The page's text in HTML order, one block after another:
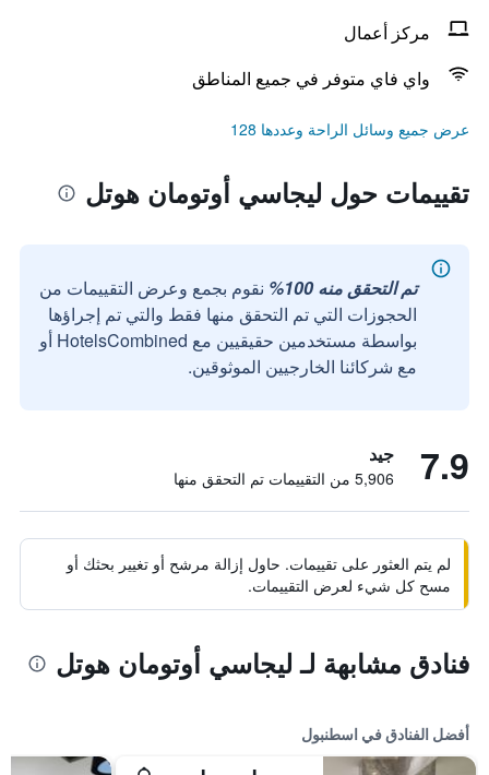
مركز أعمال
واي فاي متوفر في جميع المناطق
عرض جميع وسائل الراحة وعددها 128
تقييمات حول ليجاسي أوتومان هوتل
تم التحقق منه 100%
نقوم بجمع وعرض التقييمات من
الحجوزات التي تم التحقق منها فقط والتي تم إجراؤها
بواسطة مستخدمين حقيقيين مع HotelsCombined أو
مع شركائنا الخارجيين الموثوقين.
7.9 جيد
5,906 من التقييمات تم التحقق منها
لم يتم العثور على تقييمات. حاول إزالة مرشح أو تغيير بحثك أو
مسح كل شيء لعرض التقييمات.
فنادق مشابهة لـ ليجاسي أوتومان هوتل
أفضل الفنادق في اسطنبول